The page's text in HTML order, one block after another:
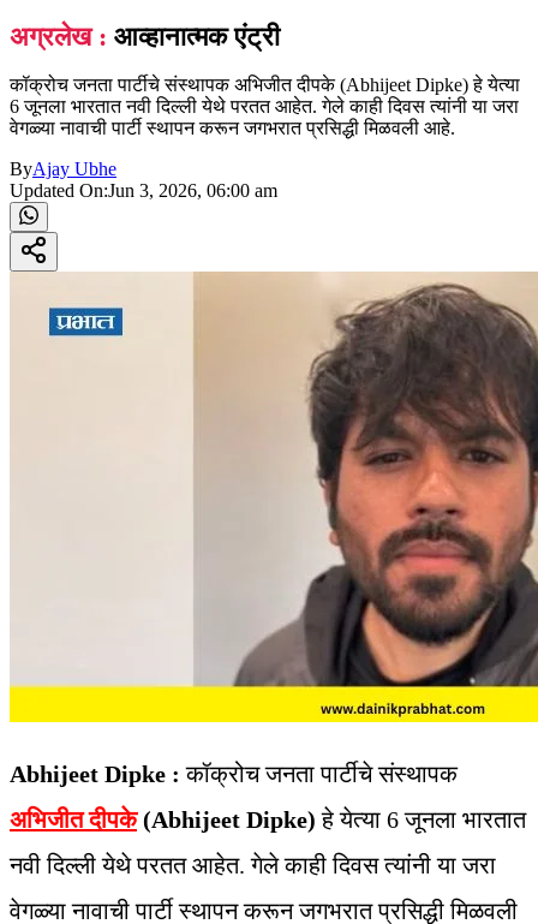
अग्रलेख : आव्हानात्मक एंट्री
कॉक्रोच जनता पार्टीचे संस्थापक अभिजीत दीपके (Abhijeet Dipke) हे येत्या
6 जूनला भारतात नवी दिल्ली येथे परतत आहेत. गेले काही दिवस त्यांनी या जरा
वेगळ्या नावाची पार्टी स्थापन करून जगभरात प्रसिद्धी मिळवली आहे.
ByAjay Ubhe
Updated On:Jun 3, 2026, 06:00 am
Abhijeet Dipke : कॉक्रोच जनता पार्टीचे संस्थापक
अभिजीत दीपके (Abhijeet Dipke) हे येत्या 6 जूनला भारतात
नवी दिल्ली येथे परतत आहेत. गेले काही दिवस त्यांनी या जरा
वेगळ्या नावाची पार्टी स्थापन करून जगभरात प्रसिद्धी मिळवली